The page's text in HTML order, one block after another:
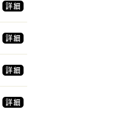
詳細
詳細
詳細
詳細